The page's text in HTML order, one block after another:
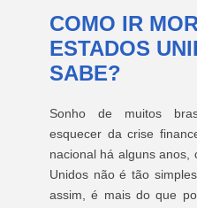
COMO IR
ESTADOS
SABE?
Sonho de muitos
esquecer da crise
nacional há alguns anos,
Unidos não é tão
assim, é mais do que